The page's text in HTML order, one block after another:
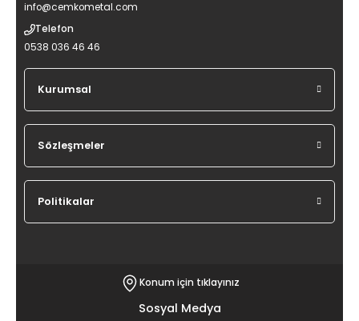
info@cemkometal.com
Telefon
0538 036 46 46
Kurumsal
Sözleşmeler
Politikalar
Konum için tıklayınız
Sosyal Medya